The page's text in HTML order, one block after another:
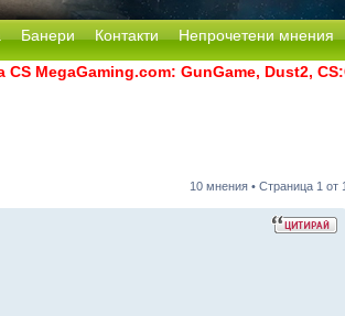
Банери Контакти Непрочетени мнения
GunGame, Dust2, CS:GO
10 мнения • Страница 1 от 1